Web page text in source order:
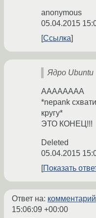
anonymous
05.04.2015
Ссылка
Ядро Ubuntu
АААААААА
*nepank
кругу*
ЭТО КОНЕЦ!!!
Deleted
05.04.2015
Показать
Ответ на: комментарий
15:06:09 +00:00